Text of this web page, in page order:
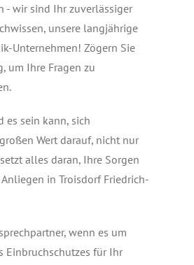
- wir sind Ihr zuverlässiger
unsere langjährige
Unternehmen! Zögern Sie
um Ihre Fragen zu
es sein kann, sich
Wert darauf, nicht nur
alles daran, Ihre Sorgen
in Troisdorf Friedrich-
wenn es um
Einbruchschutzes für Ihr